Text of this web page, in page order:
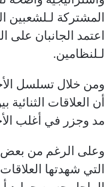
المشتركة لـلشعبين
اعتمد الجانبان على
لـلنظامين.
ومن خلال تسلسل
أن العلاقات
مد وجزر في أغلب
وعلى الرغم من بعض
التي شهدتها